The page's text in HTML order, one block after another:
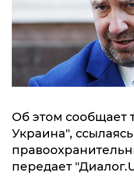
Об этом сообщает
Украина",
передает